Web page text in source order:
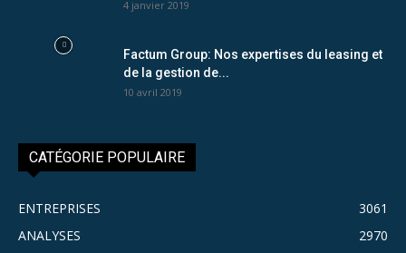
4 janvier 2019
Factum Group: Nos expertises du leasing et
de la gestion de...
10 avril 2019
CATÉGORIE POPULAIRE
ENTREPRISES
3061
ANALYSES
2970